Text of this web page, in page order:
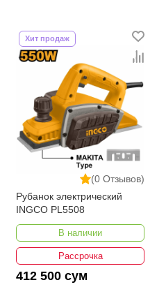
(0 Отзывов)
Хит продаж
Рубанок электрический
INGCO PL5508
В наличии
Рассрочка
412 500 сум